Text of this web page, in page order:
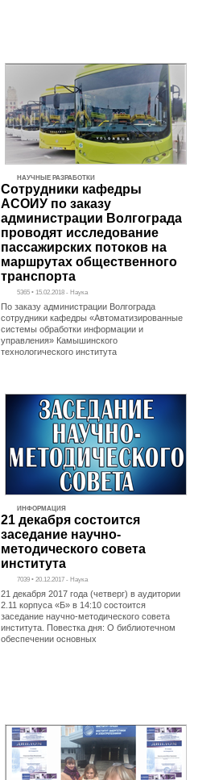
НАУЧНЫЕ РАЗРАБОТКИ
Сотрудники кафедры
АСОИУ по заказу
администрации Волгограда
проводят исследование
пассажирских потоков на
маршрутах общественного
транспорта
5365 • 15.02.2018 - Наука
По заказу администрации Волгограда
сотрудники кафедры «Автоматизированные
системы обработки информации и
управления» Камышинского
технологического института
ИНФОРМАЦИЯ
21 декабря состоится
заседание научно-
методического совета
института
7039 • 20.12.2017 - Наука
21 декабря 2017 года (четверг) в аудитории
2.11 корпуса «Б» в 14:10 состоится
заседание научно-методического совета
института. Повестка дня: О библиотечном
обеспечении основных